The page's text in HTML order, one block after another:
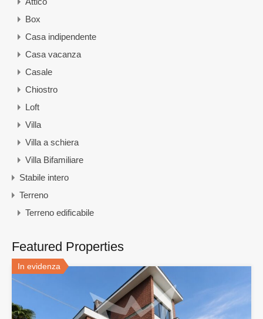
Box
Casa indipendente
Casa vacanza
Casale
Chiostro
Loft
Villa
Villa a schiera
Villa Bifamiliare
Stabile intero
Terreno
Terreno edificabile
Featured Properties
In evidenza